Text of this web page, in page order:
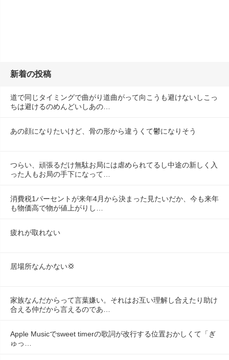
新着の投稿
道で同じタイミングで曲がり道曲がって向こうも避けないしこっ
ちは避けるのめんどいしあの…
あの顔になりたいけど、骨の形から違うくて鬱になりそう
つらい、頑張るだけ無駄お局には虐められてるし中途の新しく入
った人もお局の手下になって…
消費税1パーセントが来年4月から決まった見たいだか、今も来年
も物価高で物が値上がりし…
疲れが取れない
居場所なんかない💢
家族なんだからって言葉嫌い。それはお互い理解し合えたり助け
合える仲だから言えるのであ…
Apple Musicでsweet timerの歌詞が改行する位置おかしくて「ぎ
ゅっ…